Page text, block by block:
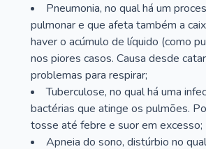
Pneumonia, no qual há um
pulmonar e que afeta também a
haver o acúmulo de líquido (como
nos piores casos. Causa desde
problemas para respirar;
Tuberculose, no qual há uma
bactérias que atinge os pulmões.
tosse até febre e suor em excesso;
Apneia do sono, distúrbio no